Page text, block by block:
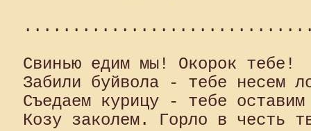
Свинью едим мы! Окорок тебе!
Забили буйвола - тебе несем
Съедаем курицу - тебе
Козу заколем. Горло в честь